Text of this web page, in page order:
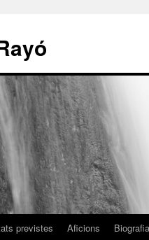
previstes Aficions Biografia